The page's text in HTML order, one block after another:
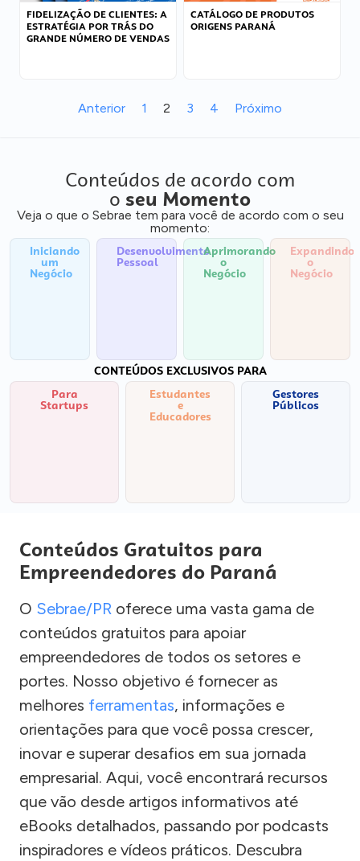
FIDELIZAÇÃO DE CLIENTES: A
ESTRATÉGIA POR TRÁS DO
GRANDE NÚMERO DE VENDAS
CATÁLOGO DE PRODUTOS
ORIGENS PARANÁ
Anterior 1 2 3 4 Próximo
Conteúdos de acordo com
o seu Momento
Veja o que o Sebrae tem para você de acordo com o seu
momento:
Iniciando
um
Negócio
Desenvolvimento
Pessoal
Aprimorando
o
Negócio
Expandindo
o
Negócio
CONTEÚDOS EXCLUSIVOS PARA
Para
Startups
Estudantes
e
Educadores
Gestores
Públicos
Conteúdos Gratuitos para
Empreendedores do Paraná
O Sebrae/PR oferece uma vasta gama de
conteúdos gratuitos para apoiar
empreendedores de todos os setores e
portes. Nosso objetivo é fornecer as
melhores ferramentas, informações e
orientações para que você possa crescer,
inovar e superar desafios em sua jornada
empresarial. Aqui, você encontrará recursos
que vão desde artigos informativos até
eBooks detalhados, passando por podcasts
inspiradores e vídeos práticos. Descubra